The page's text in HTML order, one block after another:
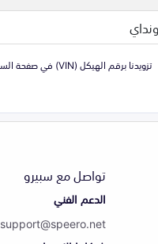
تزويدنا برقم الهيكل (VIN) في صفحة السلة يضمن التطابق التام للقطعة مع سيارتك
تواصل مع سبيرو
الدعم الفني
support@speero.net